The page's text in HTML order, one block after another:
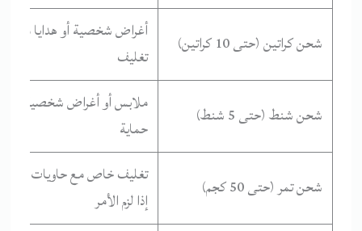
شحن كراتين (حتى 10 كراتين)
أغراض شخصية أو هدايا مع
تغليف
شحن شنط (حتى 5 شنط)
ملابس أو أغراض شخصية مع
حماية
شحن تمر (حتى 50 كجم)
تغليف خاص مع حاويات مبردة
إذا لزم الأمر